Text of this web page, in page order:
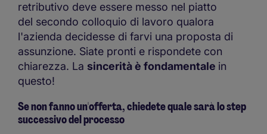
retributivo deve essere messo nel piatto
del secondo colloquio di lavoro qualora
l'azienda decidesse di farvi una proposta di
assunzione. Siate pronti e rispondete con
chiarezza. La sincerità è fondamentale in
questo!
Se non fanno un'offerta, chiedete quale sarà lo step
successivo del processo